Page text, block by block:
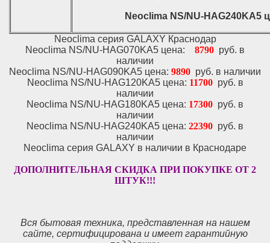
Neoclima NS/NU-HAG240KA5
Neoclima серия GALAXY Краснодар
Neoclima NS/NU-HAG070KA5 цена: 8790 руб. в
наличии
Neoclima NS/NU-HAG090KA5 цена: 9890 руб. в наличии
Neoclima NS/NU-HAG120KA5 цена: 11700 руб. в
наличии
Neoclima NS/NU-HAG180KA5 цена: 17300 руб. в
наличии
Neoclima NS/NU-HAG240KA5 цена: 22390 руб. в
наличии
Neoclima серия GALAXY в наличии в Краснодаре
ДОПОЛНИТЕЛЬНАЯ СКИДКА ПРИ ПОКУПКЕ ОТ 2
ШТУК!!!
Вся бытовая техника, представленная на нашем
сайте, сертифицирована и имеет гарантийную